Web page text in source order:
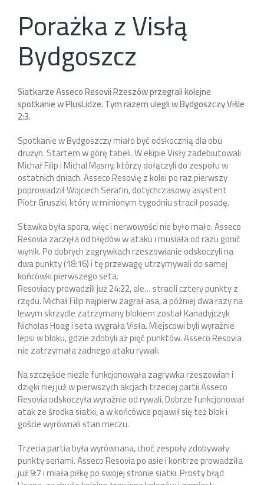
Porażka z Visłą
Bydgoszcz
Siatkarze Asseco Resovii Rzeszów przegrali kolejne
spotkanie w PlusLidze. Tym razem ulegli w Bydgoszczy Viśle
2:3.
Spotkanie w Bydgoszczy miało być odskocznią dla obu
drużyn. Startem w górę tabeli. W ekipie Visły zadebiutowali
Michał Filip i Michal Masny, którzy dołączyli do zespołu w
ostatnich dniach. Asseco Resovię z kolei po raz pierwszy
poprowadził Wojciech Serafin, dotychczasowy asystent
Piotr Gruszki, który w minionym tygodniu stracił posadę.
Stawka była spora, więc i nerwowości nie było mało. Asseco
Resovia zaczęła od błędów w ataku i musiała od razu gonić
wynik. Po dobrych zagrywkach rzeszowianie odskoczyli na
dwa punkty (18:16) i tę przewagę utrzymywali do samej
końcówki pierwszego seta.
Resoviacy prowadzili już 24:22, ale… stracili cztery punkty z
rzędu. Michał Filip najpierw zagrał asa, a później dwa razy na
lewym skrzydle zatrzymany blokiem został Kanadyjczyk
Nicholas Hoag i seta wygrała Visła. Miejscowi byli wyraźnie
lepsi w bloku, gdzie zdobyli aż pięć punktów. Asseco Resovia
nie zatrzymała żadnego ataku rywali.
Na szczęście nieźle funkcjonowała zagrywka rzeszowian i
dzięki niej już w pierwszych akcjach trzeciej partii Asseco
Resovia odskoczyła wyraźnie od rywali. Dobrze funkcjonował
atak ze środka siatki, a w końcówce pojawił się też blok i
goście wyrównali stan meczu.
Trzecia partia była wyrównana, choć zespoły zdobywały
punkty seriami. Asseco Resovia po asie i kontrze prowadziła
już 9:7 i miała piłkę po swojej stronie siatki. Prosty błąd